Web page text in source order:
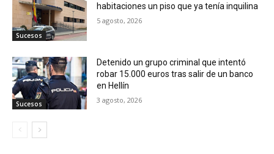
Sucesos
habitaciones un piso que ya tenía inquilina
5 agosto, 2026
Sucesos
Detenido un grupo criminal que intentó
robar 15.000 euros tras salir de un banco
en Hellín
3 agosto, 2026